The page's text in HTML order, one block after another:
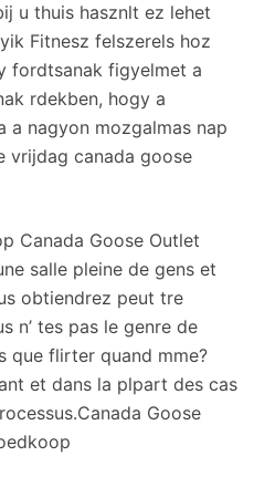
u thuis hasznlt ez lehet
Fitnesz felszerels hoz
fordtsanak figyelmet a
rdekben, hogy a
a nagyon mozgalmas nap
vrijdag canada goose
Canada Goose Outlet
salle pleine de gens et
obtiendrez peut tre
n’ tes pas le genre de
que flirter quand mme?
et dans la plpart des cas
Goose